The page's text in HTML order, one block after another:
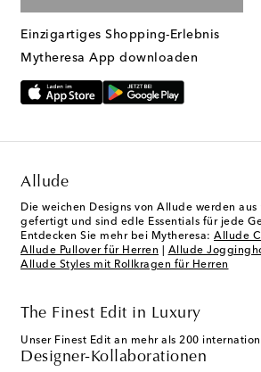
Einzigartiges Shopping-Erlebnis
Mytheresa App downloaden
Allude
Die weichen Designs von Allude werden aus
gefertigt und sind edle Essentials für jede
Entdecken Sie mehr bei Mytheresa: Allude
Allude Pullover für Herren
Allude
Allude Styles mit Rollkragen für Herren
The Finest Edit in Luxury
Unser Finest Edit an mehr als 200
Designer-Kollaborationen